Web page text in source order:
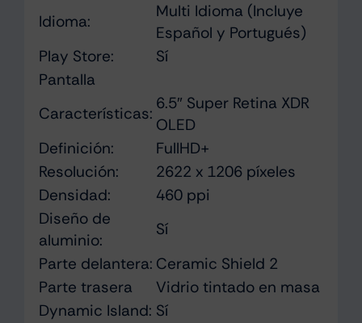
Idioma:
Multi Idioma (Incluye
Español y Portugués)
Play Store:
Sí
Pantalla
Características:
6.5″ Super Retina XDR
OLED
Definición:
FullHD+
Resolución:
2622 x 1206 píxeles
Densidad:
460 ppi
Diseño de
aluminio:
Sí
Parte delantera: Ceramic Shield 2
Parte trasera
Vidrio tintado en masa
Dynamic Island: Sí